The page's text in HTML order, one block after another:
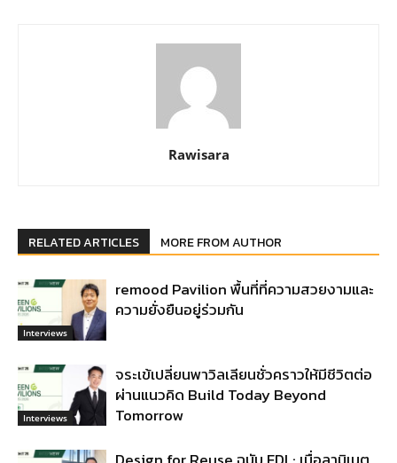
Rawisara
RELATED ARTICLES MORE FROM AUTHOR
Interviews
remood Pavilion พื้นที่ที่ความสวยงามและ
ความยั่งยืนอยู่ร่วมกัน
Interviews
จระเข้เปลี่ยนพาวิลเลียนชั่วคราวให้มีชีวิตต่อ
ผ่านแนวคิด Build Today Beyond
Tomorrow